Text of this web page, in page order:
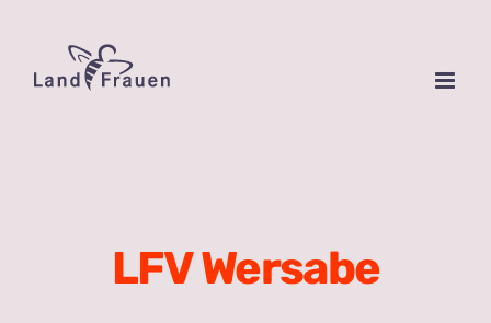
springen
LFV Wersabe